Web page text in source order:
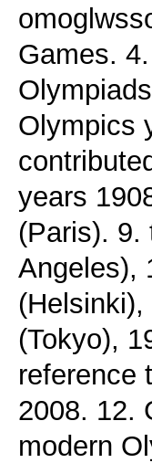
Games.
Olympics
years
(Paris). 9.
Angeles),
(Tokyo),
reference
2008. 12.
modern